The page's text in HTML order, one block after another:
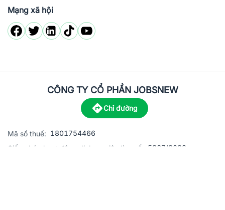
Mạng xã hội
CÔNG TY CỔ PHẦN JOBSNEW
Chỉ đường
Mã số thuế: 1801754466
Giấy phép hoạt động dịch vụ việc làm số:
5867/2023